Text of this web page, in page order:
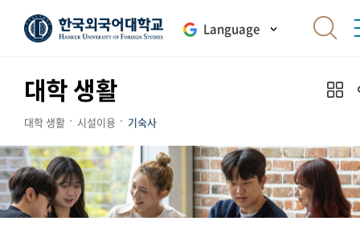
Language
대학 생활
대학 생활 시설이용 기숙사